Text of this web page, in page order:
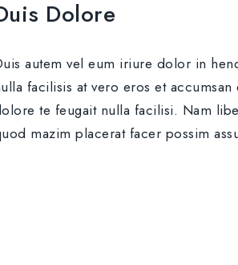
Dolore
autem vel eum iriure dolor in
facilisis at vero eros et
te feugait nulla facilisi. Nam
mazim placerat facer possim